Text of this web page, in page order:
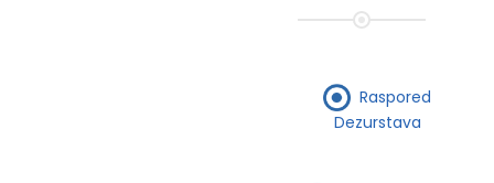
Raspored
Dezurstava